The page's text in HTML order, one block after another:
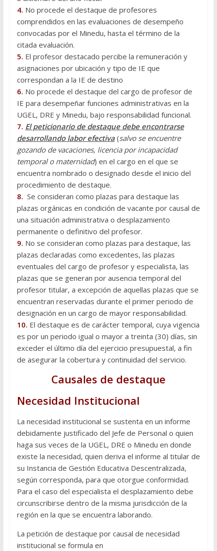
4. No procede el destaque de profesores
comprendidos en las evaluaciones de desempeño
convocadas por el Minedu, hasta el término de la
citada evaluación.
5. El profesor destacado percibe la remuneración y
asignaciones por ubicación y tipo de IE que
correspondan a la IE de destino
6. No procede el destaque del cargo de profesor de
IE para desempeñar funciones administrativas en la
UGEL, DRE y Minedu, bajo responsabilidad funcional.
7. El peticionario de destaque debe encontrarse
desarrollando labor efectiva(salvo se encuentre
gozando de vacaciones, licencia por incapacidad
temporal o maternidad) en el cargo en el que se
encuentra nombrado o designado desde el inicio del
procedimiento de destaque.
8. Se consideran como plazas para destaque las
plazas orgánicas en condición de vacante por causal de
una situación administrativa o desplazamiento
permanente o definitivo del profesor.
9. No se consideran como plazas para destaque, las
plazas declaradas como excedentes, las plazas
eventuales del cargo de profesor y especialista, las
plazas que se generan por ausencia temporal del
profesor titular, a excepción de aquellas plazas que se
encuentran reservadas durante el primer periodo de
designación en un cargo de mayor responsabilidad.
10. El destaque es de carácter temporal, cuya vigencia
es por un periodo igual o mayor a treinta (30) días, sin
exceder el último día del ejercicio presupuestal, a fin
de asegurar la cobertura y continuidad del servicio.
Causales de destaque
Necesidad Institucional
La necesidad institucional se sustenta en un informe
debidamente justificado del Jefe de Personal o quien
haga sus veces de la UGEL, DRE o Minedu en donde
existe la necesidad, quien deriva el informe al titular de
su Instancia de Gestión Educativa Descentralizada,
según corresponda, para que otorgue conformidad.
Para el caso del especialista el desplazamiento debe
circunscribirse dentro de la misma jurisdicción de la
región en la que se encuentra laborando.
La petición de destaque por causal de necesidad
institucional se formula en